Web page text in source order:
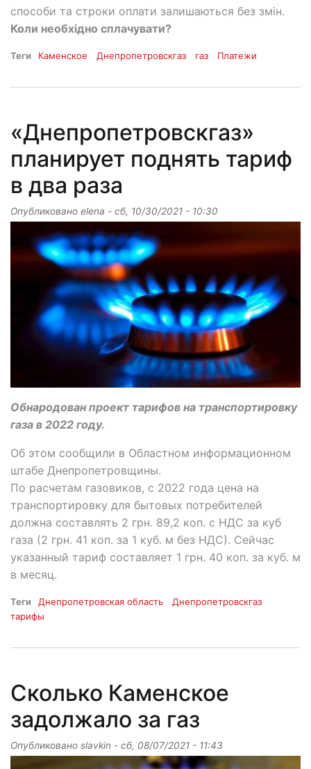
способи та строки оплати залишаються без змін.
Коли необхідно сплачувати?
Теги Каменское Днепропетровскгаз газ Платежи
«Днепропетровскгаз»
планирует поднять тариф
в два раза
Опубликовано elena - сб, 10/30/2021 - 10:30
Обнародован проект тарифов на транспортировку
газа в 2022 году.
Об этом сообщили в Областном информационном
штабе Днепропетровщины.
По расчетам газовиков, с 2022 года цена на
транспортировку для бытовых потребителей
должна составлять 2 грн. 89,2 коп. с НДС за куб
газа (2 грн. 41 коп. за 1 куб. м без НДС). Сейчас
указанный тариф составляет 1 грн. 40 коп. за куб. м
в месяц.
Теги Днепропетровская область
Днепропетровскгаз
тарифы
Сколько Каменское
задолжало за газ
Опубликовано slavkin - сб, 08/07/2021 - 11:43